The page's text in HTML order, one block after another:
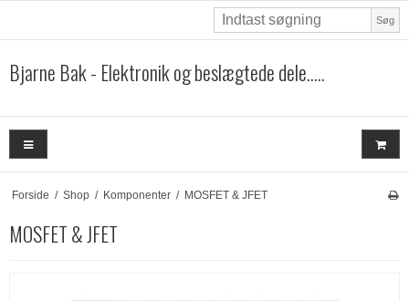
Søg
Bjarne Bak - Elektronik og beslægtede dele.....
Forside / Shop / Komponenter / MOSFET & JFET
MOSFET & JFET